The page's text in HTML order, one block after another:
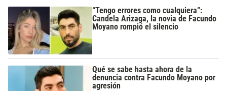
“Tengo errores como cualquiera”:
Candela Arizaga, la novia de Facundo
Moyano rompió el silencio
Qué se sabe hasta ahora de la
denuncia contra Facundo Moyano por
agresión